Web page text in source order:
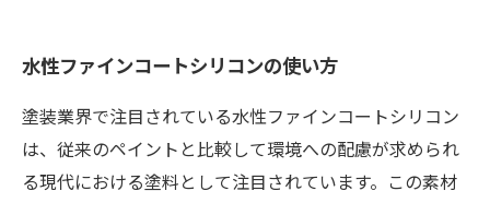
水性ファインコートシリコンの使い方
塗装業界で注目されている水性ファインコートシリコン
は、従来のペイントと比較して環境への配慮が求められ
る現代における塗料として注目されています。この素材